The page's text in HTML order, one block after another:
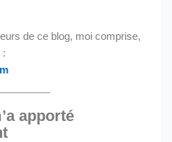
de ce blog, moi comprise,
:
apporté